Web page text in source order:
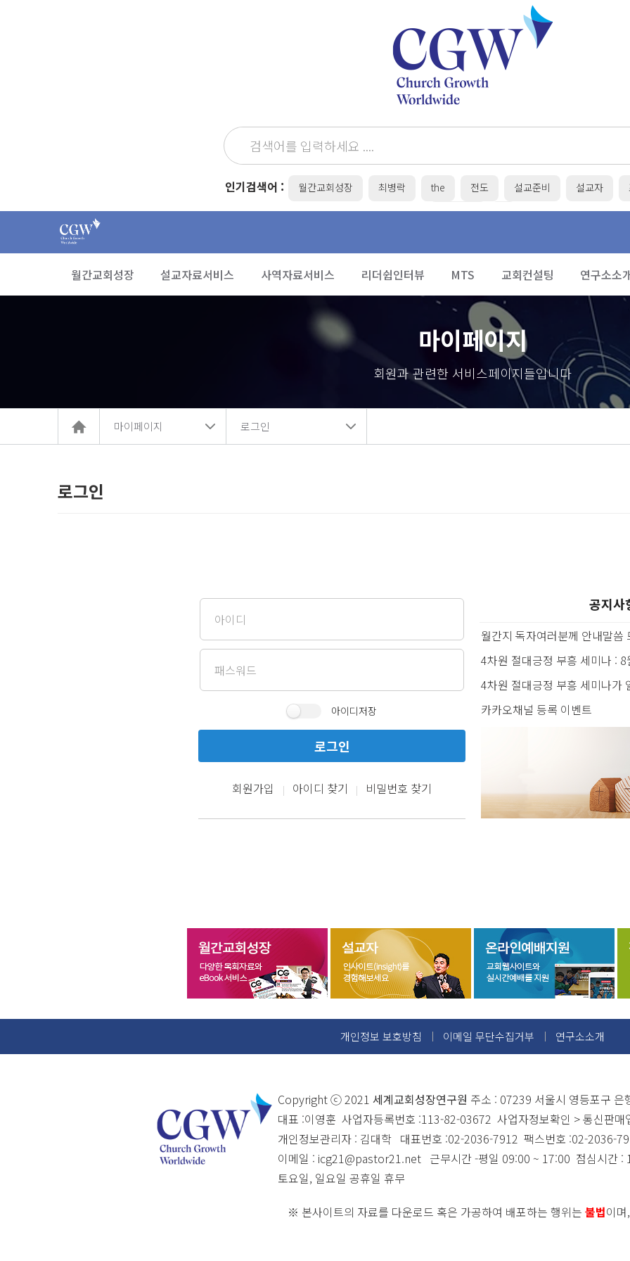
인기검색어 : 월간교회성장 최병락 the 전도 설교준비 설교자
목회준비
/
월간교회성장 설교자료서비스 사역자료서비스 리더쉽인터뷰 MTS 교회컨설팅 연구소소
마이페이지
회원과 관련한 서비스페이지들입니다
홈
로
마이페이지 로그인
로그인
아이디저장
로그인
회원가입 | 아이디 찾기 | 비밀번호 찾기
공지사
월간지 독자여러분께 안내말씀
4차원 절대긍정 부흥 세미나 :
4차원 절대긍정 부흥 세미나가
카카오채널 등록 이벤트
개인정보 보호방침 이메일 무단수집거부 연구소소개
Copyright ⓒ 2021 세계교회성장연구원 주소 : 07239 서울시 영등포구
대표 :이영훈 사업자등록번호 :113-82-03672 사업자정보확인 > 통신판
개인정보관리자 : 김대학 대표번호 :02-2036-7912 팩스번호 :02-2036-
이메일 : icg21@pastor21.net 근무시간 -평일 09:00 ~ 17:00 점심시간
토요일, 일요일 공휴일 휴무
※ 본사이트의 자료를 다운로드 혹은 가공하여 배포하는 행위는 불법이